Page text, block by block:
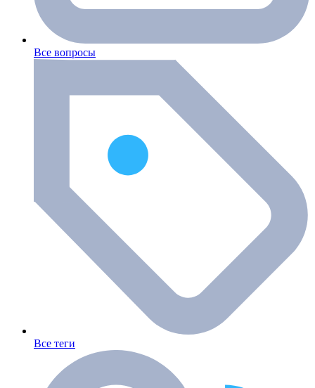
Все вопросы
Все теги